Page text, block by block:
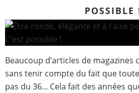
POSSIBLE
Beaucoup d’articles de
sans tenir compte du fait que
pas du 36... Cela fait des années